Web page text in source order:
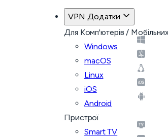
VPN Додатки
Для Комп'ютерів /
Windows
macOS
Linux
iOS
Android
Пристрої
Smart TV